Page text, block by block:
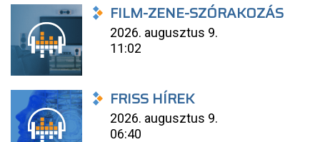
FILM-ZENE-SZÓRAKOZÁS
2026. augusztus 9.
11:02
FRISS HÍREK
2026. augusztus 9.
06:40